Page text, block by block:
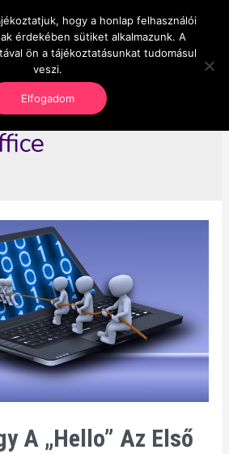
Main
A „Hello” Az Első
hogy a honlap felhasználói
érdekében sütiket alkalmazunk. A
ön a tájékoztatásunkat tudomásul
veszi.
Elfogadom